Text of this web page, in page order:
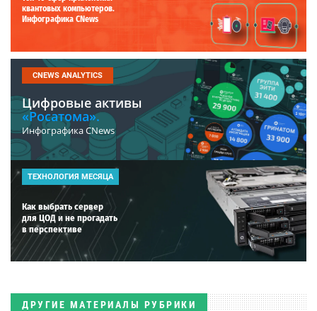
квантовых компьютеров.
Инфографика CNews
CNEWS ANALYTICS
Цифровые активы
«Росатома».
Инфографика CNews
ТЕХНОЛОГИЯ МЕСЯЦА
Как выбрать сервер
для ЦОД и не прогадать
в перспективе
ДРУГИЕ МАТЕРИАЛЫ РУБРИКИ